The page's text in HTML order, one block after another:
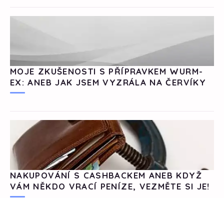
MOJE ZKUŠENOSTI S PŘÍPRAVKEM WURM-
EX: ANEB JAK JSEM VYZRÁLA NA ČERVÍKY
NAKUPOVÁNÍ S CASHBACKEM ANEB KDYŽ
VÁM NĚKDO VRACÍ PENÍZE, VEZMĚTE SI JE!